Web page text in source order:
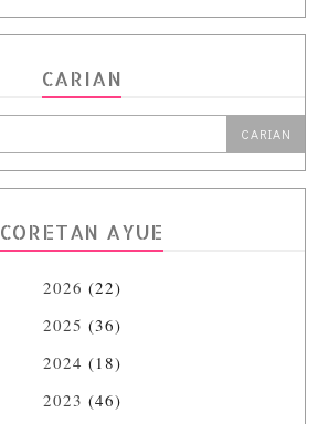
CARIAN
CORETAN AYUE
2026 (22)
2025 (36)
2024 (18)
2023 (46)